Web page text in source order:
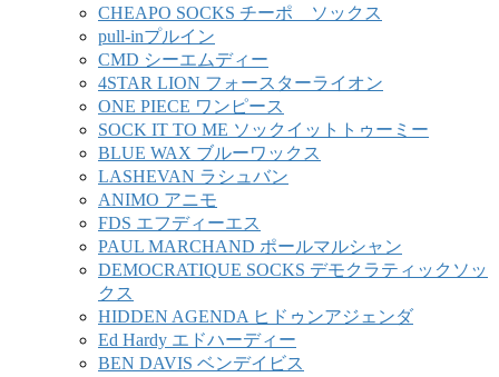
CHEAPO SOCKS チーポ ソックス
pull-inプルイン
CMD シーエムディー
4STAR LION フォースターライオン
ONE PIECE ワンピース
SOCK IT TO ME ソックイットトゥーミー
BLUE WAX ブルーワックス
LASHEVAN ラシュバン
ANIMO アニモ
FDS エフディーエス
PAUL MARCHAND ポールマルシャン
DEMOCRATIQUE SOCKS デモクラティックソッ
クス
HIDDEN AGENDA ヒドゥンアジェンダ
Ed Hardy エドハーディー
BEN DAVIS ベンデイビス